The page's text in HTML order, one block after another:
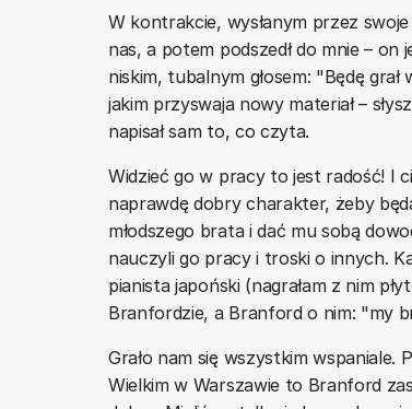
W kontrakcie, wysłanym przez swoje
nas, a potem podszedł do mnie – on
niskim, tubalnym głosem: "Będę
jakim przyswaja nowy materiał –
napisał sam to, co czyta.
Widzieć go w pracy to jest radość! I
naprawdę dobry charakter, żeby
młodszego brata i dać mu sobą
nauczyli go pracy i troski o innych.
pianista japoński (nagrałam z nim
Branfordzie, a Branford o nim: "my
Grało nam się wszystkim wspaniale.
Wielkim w Warszawie to Branford